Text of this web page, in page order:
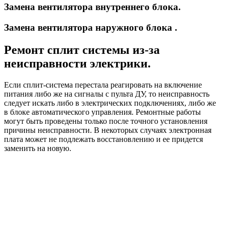
Замена вентилятора внутреннего блока.
Замена вентилятора наружного блока .
Ремонт сплит системы из-за
неисправности электрики.
Если сплит-система перестала реагировать на включение
питания либо же на сигналы с пульта ДУ, то неисправность
следует искать либо в электрических подключениях, либо же
в блоке автоматического управления. Ремонтные работы
могут быть проведены только после точного установления
причины неисправности. В некоторых случаях электронная
плата может не подлежать восстановлению и ее придется
заменить на новую.